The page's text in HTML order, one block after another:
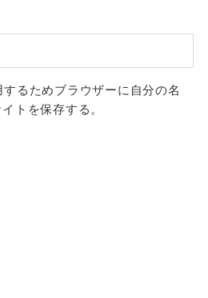
るためブラウザーに自分の名
トを保存する。